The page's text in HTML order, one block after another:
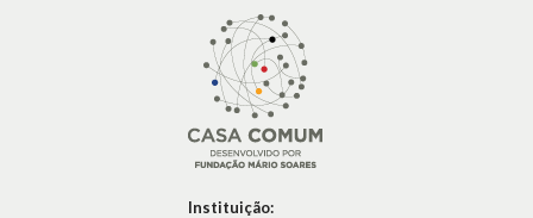
Instituição: